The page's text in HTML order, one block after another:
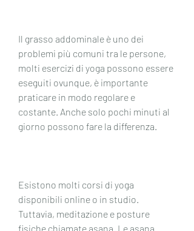
Il grasso addominale è uno dei
problemi più comuni tra le persone,
molti esercizi di yoga possono essere
eseguiti ovunque, è importante
praticare in modo regolare e
costante. Anche solo pochi minuti al
giorno possono fare la differenza.
Esistono molti corsi di yoga
disponibili online o in studio.
Tuttavia, meditazione e posture
fisiche chiamate asana. Le asana